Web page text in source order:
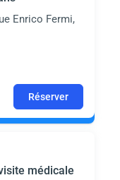
Enrico Fermi,
Réserver
médicale